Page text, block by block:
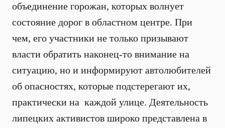
объединение горожан, которых волнует
состояние дорог в областном центре. При
чем, его участники не только призывают
власти обратить наконец-то внимание на
ситуацию, но и информируют автолюбителей
об опасностях, которые подстерегают их,
практически на каждой улице. Деятельность
липецких активистов широко представлена в